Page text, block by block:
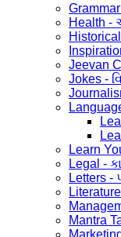
Health -
Jeevan
Jokes -
Learn
Legal -
Letters -
Mantra